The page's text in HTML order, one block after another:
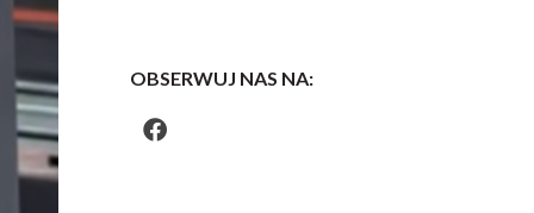
OBSERWUJ NAS NA: